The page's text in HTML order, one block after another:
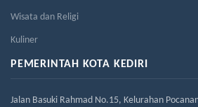
Wisata dan Religi
Kuliner
PEMERINTAH KOTA KEDIRI
Jalan Basuki Rahmad No.15, Kelurahan